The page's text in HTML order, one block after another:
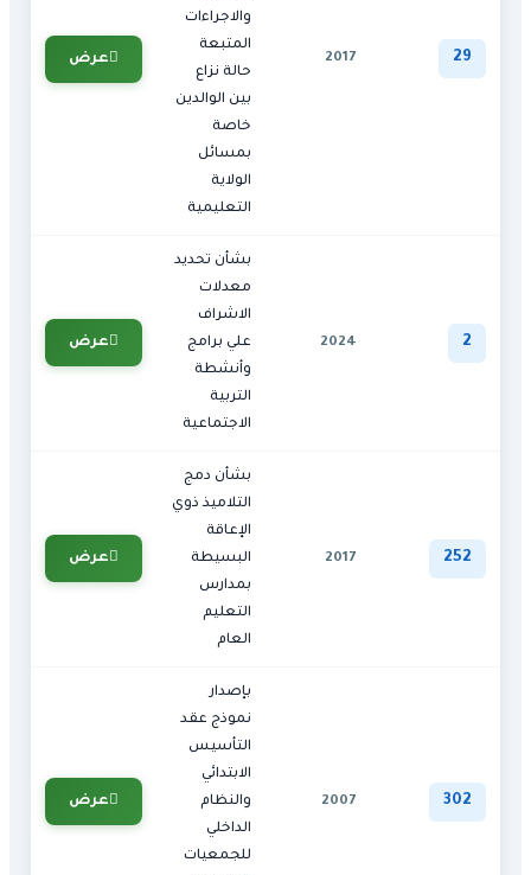
29
2017
والاجراءات
المتبعة
حالة نزاع
بين الوالدين
خاصة
بمسائل
الولاية
التعليمية
عرض
2
2024
بشأن تحديد
معدلات
الاشراف
علي برامج
وأنشطة
التربية
الاجتماعية
عرض
252
2017
بشأن دمج
التلاميذ ذوي
الإعاقة
البسيطة
بمدارس
التعليم
العام
عرض
302
2007
بإصدار
نموذج عقد
التأسيس
الابتدائي
والنظام
الداخلي
للجمعيات
عرض